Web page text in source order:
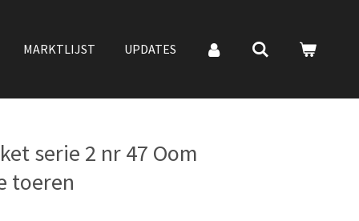
MARKTLIJST UPDATES
serie 2 nr 47 Oom
toeren